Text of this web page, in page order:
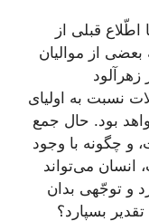
اطّلاع قبلی از
از موالیان
نسبت به اولیای
بود. حال جمع
و چگونه با وجود
انسان می‌تواند
و توجّهی بدان
بسپارد؟